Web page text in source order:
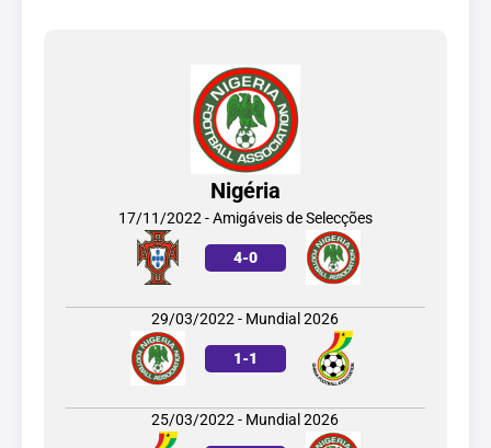
Nigéria
17/11/2022 - Amigáveis de Selecções
4-0
29/03/2022 - Mundial 2026
1-1
25/03/2022 - Mundial 2026